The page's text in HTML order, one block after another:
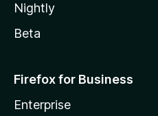
Nightly
Beta
Firefox for Business
Enterprise